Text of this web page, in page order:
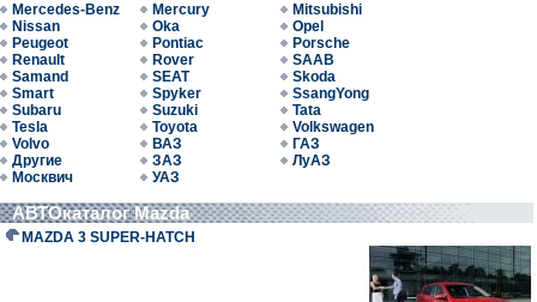
Mercedes-Benz
Mercury
Mitsubishi
Nissan
Oka
Opel
Peugeot
Pontiac
Porsche
Renault
Rover
SAAB
Samand
SEAT
Skoda
Smart
Spyker
SsangYong
Subaru
Suzuki
Tata
Tesla
Toyota
Volkswagen
Volvo
ВАЗ
ГАЗ
Другие
ЗАЗ
ЛуАЗ
Москвич
УАЗ
АВТОкаталог Mazda
MAZDA 3 SUPER-HATCH